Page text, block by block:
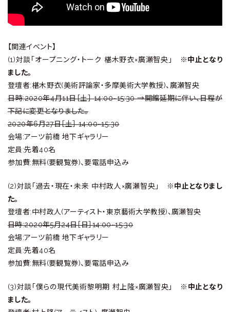
【関連イベント】
(1)対談「オープニング・トーク 椹木野衣×廣瀬智央」
※中止となり
ました。
登壇者:椹木野衣(美術評論家・多摩美術大学教授)、廣瀬智央
日時:2020年4月11日［土］ 14:00~15:30→開館延期に伴い、日程が
下記に変更となりました。
2020年6月27日［土］ 14:00~15:30
会場:アーツ前橋 地下ギャラリー
定員:先着40名
参加費:無料(要観覧券)、要電話申込み
(2)対談「過去・現在・未来 中村政人×廣瀬智央」
※中止となりまし
た。
登壇者:中村政人(アーティスト・東京藝術大学教授)、廣瀬智央
日時:2020年5月24日［日］14:00~15:30
会場:アーツ前橋 地下ギャラリー
定員:先着40名
参加費:無料(要観覧券)、要電話申込み
(3)対談「僕らの現代美術黎明期 村上隆×廣瀬智央」
※中止となり
ました。